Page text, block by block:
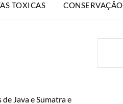
TOXICAS CONSERVAÇÃO
Java e Sumatra e